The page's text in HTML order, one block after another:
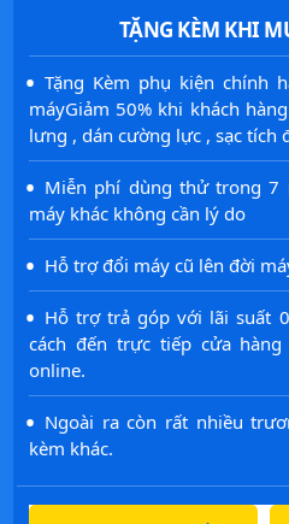
TẶNG KÈM KHI
· Tặng Kèm phụ kiện chính
máyGiảm 50% khi khách
lưng , dán cường lực , sạc tích
· Miễn phí dùng thử trong 7
máy khác không cần lý do
· Hỗ trợ đổi máy cũ lên đời
· Hỗ trợ trả góp với lãi suất
cách đến trực tiếp cửa
online.
· Ngoài ra còn rất nhiều
kèm khác.